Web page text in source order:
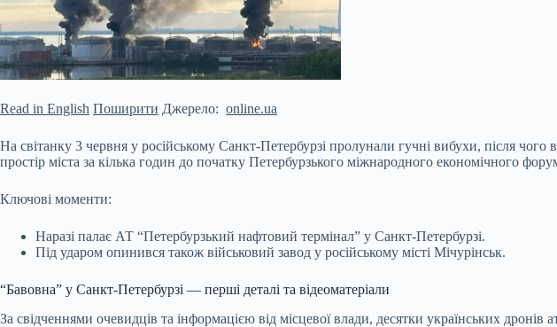
Read in English Поширити Джерело: online.ua
На світанку 3 червня у російському Санкт-Петербурзі пролунали гучні вибухи, після
простір міста за кілька годин до початку Петербурзького міжнародного економічного
Ключові моменти:
Наразі палає АТ “Петербурзький нафтовий термінал” у Санкт-Петербурзі.
Під ударом опинився також військовий завод у російському місті Мічурінськ.
“Бавовна” у Санкт-Петербурзі — перші деталі та відеоматеріали
За свідченнями очевидців та інформацією від місцевої влади, десятки українських дронів